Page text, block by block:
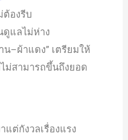
ต้องรีบ
แลไม่ห่าง
–ผ้าแดง” เตรียมให้
ม่สามารถขึ้นถึงยอด
แต่กังวลเรื่องแรง